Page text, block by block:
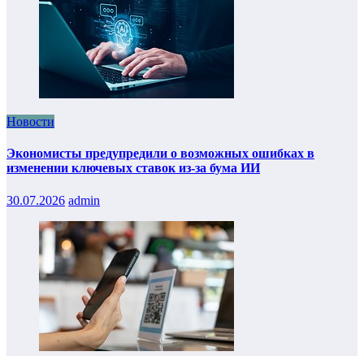
Новости
Экономисты предупредили о возможных ошибках в
изменении ключевых ставок из-за бума ИИ
30.07.2026 admin